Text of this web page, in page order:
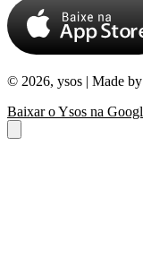
© 2026, ysos | Made by
Baixar o Ysos na